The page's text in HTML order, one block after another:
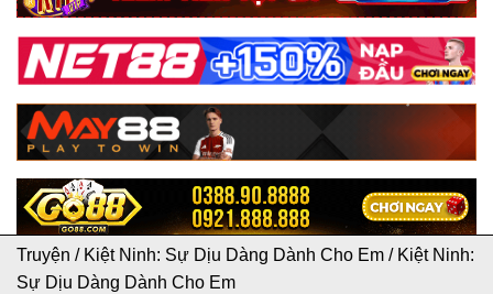
Truyện / Kiệt Ninh: Sự Dịu Dàng Dành Cho Em / Kiệt Ninh:
Sự Dịu Dàng Dành Cho Em